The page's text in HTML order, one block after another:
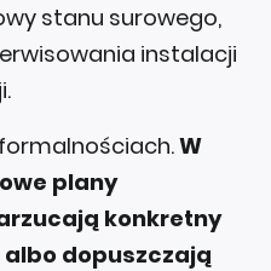
stanu surowego,
instalacji
W
plany
konkretny
dopuszczają